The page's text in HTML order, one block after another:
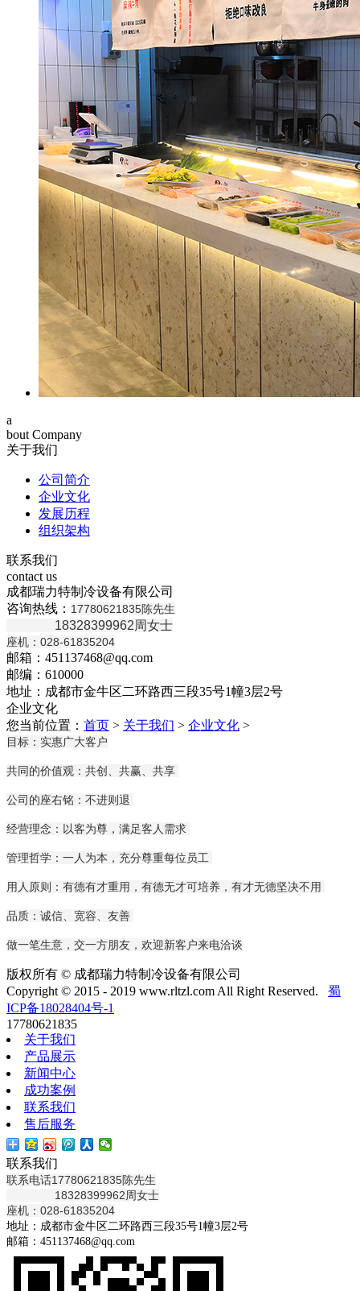
a
bout Company
关于我们
公司简介
企业文化
发展历程
组织架构
联系我们
contact us
成都瑞力特制冷设备有限公司
咨询热线： 17780621835陈先生
18328399962周女士
座机：028-61835204
邮箱：451137468@qq.com
邮编：610000
地址：成都市金牛区二环路西三段35号1幢3层2号
企业文化
您当前位置： 首页 > 关于我们 > 企业文化 >
目标：实惠广大客户
共同的价值观：共创、共赢、共享
公司的座右铭：不进则退
经营理念：以客为尊，满足客人需求
管理哲学：一人为本，充分尊重每位员工
用人原则：有德有才重用，有德无才可培养，有才无德坚决不用
品质：诚信、宽容、友善
做一笔生意，交一方朋友，欢迎新客户来电洽谈
版权所有 © 成都瑞力特制冷设备有限公司
Copyright © 2015 - 2019 www.rltzl.com All Right Reserved.
蜀
ICP备18028404号-1
17780621835
关于我们
产品展示
新闻中心
成功案例
联系我们
售后服务
联系我们
联系电话17780621835陈先生
18328399962周女士
座机：028-61835204
地址：成都市金牛区二环路西三段35号1幢3层2号
邮箱：451137468@qq.com